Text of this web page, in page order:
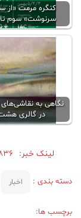
کنگره مرمت «از
سرنوشت» سوم
نگاهی به
در گالری
لینک خبر:
دسته بندی : اخبار
برچسب ها: